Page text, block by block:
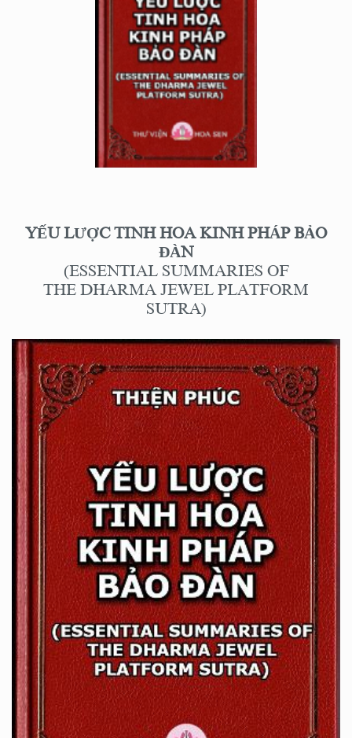
YẾU LƯỢC TINH HOAKINH PHÁP BẢO
ĐÀN
(ESSENTIAL SUMMARIES OF
THE DHARMA JEWEL PLATFORM
SUTRA)